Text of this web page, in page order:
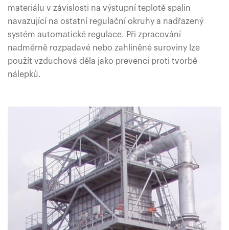
materiálu v závislosti na výstupní teplotě spalin
navazující na ostatní regulační okruhy a nadřazený
systém automatické regulace. Při zpracování
nadměrně rozpadavé nebo zahliněné suroviny lze
použít vzduchová děla jako prevenci proti tvorbě
nálepků.